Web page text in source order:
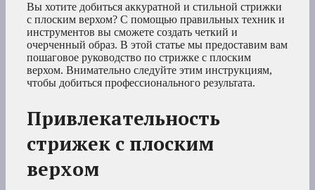
Вы хотите добиться аккуратной и стильной стрижки
с плоским верхом? С помощью правильных техник и
инструментов вы сможете создать четкий и
очерченный образ. В этой статье мы предоставим вам
пошаговое руководство по стрижке с плоским
верхом. Внимательно следуйте этим инструкциям,
чтобы добиться профессионального результата.
Привлекательность
стрижек с плоским
верхом